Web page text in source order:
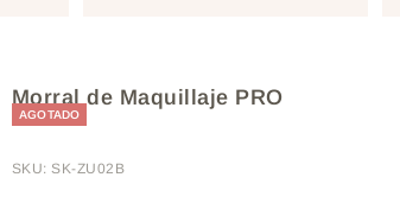
Morral de Maquillaje PRO
AGOTADO
SKU: SK-ZU02B